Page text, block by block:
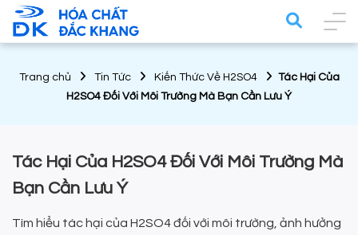
Trang chủ Tin Tức Kiến Thức Về H2SO4
Tác Hại Của
H2SO4 Đối Với Môi Trường Mà Bạn Cần Lưu Ý
Tác Hại Của H2SO4 Đối Với Môi Trường Mà
Bạn Cần Lưu Ý
Tìm hiểu tác hại của H2SO4 đối với môi trường, ảnh hưởng